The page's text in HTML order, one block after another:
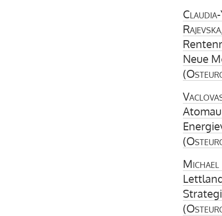
Neue
(
(
Michael
(